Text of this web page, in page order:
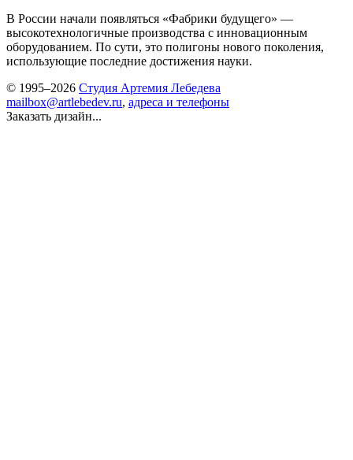
В России начали появляться «Фабрики будущего» —
высокотехнологичные производства с инновационным
оборудованием. По сути, это полигоны нового поколения,
использующие последние достижения науки.
© 1995–2026 Студия Артемия Лебедева
mailbox@artlebedev.ru, адреса и телефоны
Заказать дизайн...